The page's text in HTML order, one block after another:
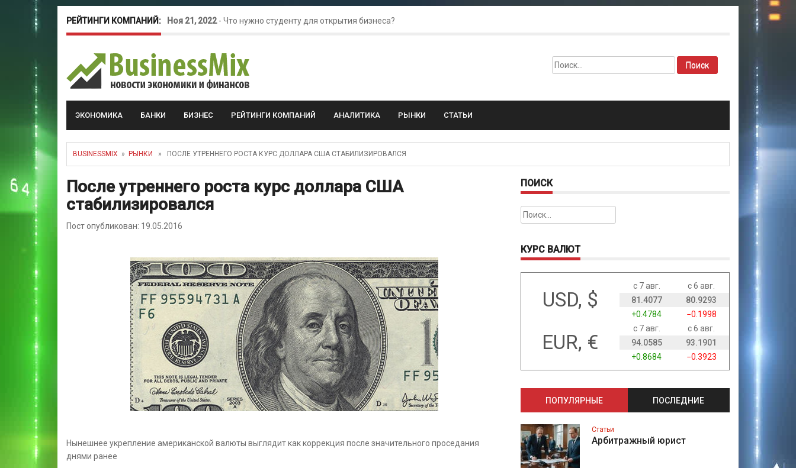
РЕЙТИНГИ КОМПАНИЙ: Ноя 21, 2022- Что нужно студенту для открытия бизнеса?
Май 16, 2022-Курсовые колебания: как защитить свой бизнес?
Найти:
ЭКОНОМИКА БАНКИ БИЗНЕС РЕЙТИНГИ КОМПАНИЙ АНАЛИТИКА РЫНКИ СТАТЬИ
BUSINESSMIX » РЫНКИ » ПОСЛЕ УТРЕННЕГО РОСТА КУРС ДОЛЛАРА США СТАБИЛИЗИРОВАЛСЯ
После утреннего роста курс доллара США
стабилизировался
Пост опубликован: 19.05.2016
Нынешнее укрепление американской валюты выглядит как коррекция после значительного проседания
днями ранее
ПОИСК
Найти:
КУРС ВАЛЮТ
USD, $
с 7 авг.
с 6 авг.
81.4077
80.9293
+0.4784
−0.1998
EUR, €
с 7 авг.
с 6 авг.
94.0585
93.1901
+0.8684
−0.3923
ПОПУЛЯРНЫЕ ПОСЛЕДНИЕ
Статьи
Арбитражный юрист